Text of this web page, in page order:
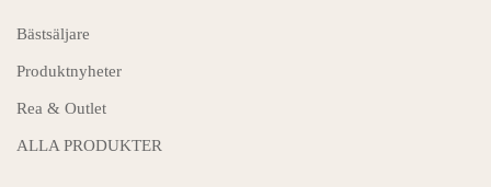
Bästsäljare
Produktnyheter
Rea & Outlet
ALLA PRODUKTER